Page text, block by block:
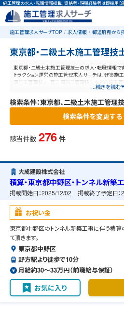
施工管理の求人・転職情報掲載。資格者・現場経験者は即採用【
施工管理求人サーチTOP 求人情報 都道府県から
東京都・二級土木施工管理技
東京都・二級土木施工管理技士の求人・転職情報で
トラクション運営の施工管理求人サーチは、建築施
事施工管理技士、管工事施工管理技士などの施工管
ーなど、施工管理と建設業に特化した業界最大規模の
...続きを読む
検索条件：東京都、二級土木施工管理
検索条件を変更す
該当件数 276 件
大成建設株式会社
積算・東京都中野区・トンネル新築
掲載開始日：2025/12/02 掲載終了予定日：
お祝い金
東京都中野区のトンネル新築工事に伴う積算
て頂きます。
東京都中野区
野方駅より徒歩で10分
月給約30〜33万円（前職給与保証）
お気に入り